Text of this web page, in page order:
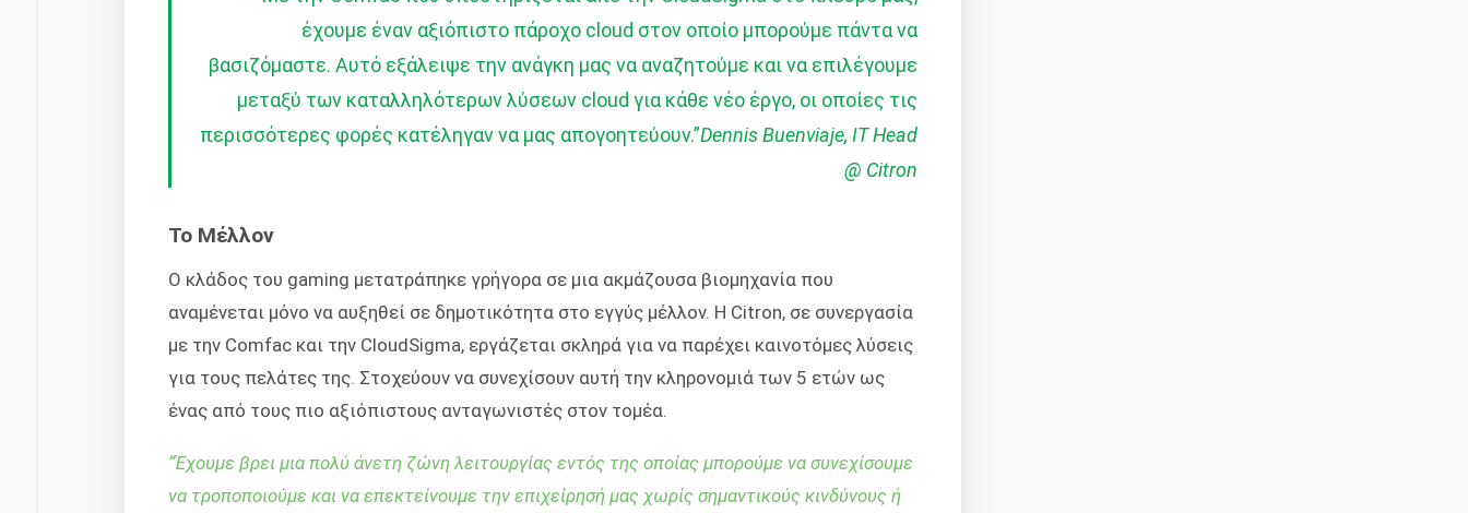
έχουμε έναν αξιόπιστο πάροχο cloud στον οποίο μπορούμε πάντα να
βασιζόμαστε. Αυτό εξάλειψε την ανάγκη μας να αναζητούμε και να επιλέγουμε
μεταξύ των καταλληλότερων λύσεων cloud για κάθε νέο έργο, οι οποίες τις
περισσότερες φορές κατέληγαν να μας απογοητεύουν.”Dennis Buenviaje, IT Head
@ Citron
Το Μέλλον
Ο κλάδος του gaming μετατράπηκε γρήγορα σε μια ακμάζουσα βιομηχανία που
αναμένεται μόνο να αυξηθεί σε δημοτικότητα στο εγγύς μέλλον. Η Citron, σε συνεργασία
με την Comfac και την CloudSigma, εργάζεται σκληρά για να παρέχει καινοτόμες λύσεις
για τους πελάτες της. Στοχεύουν να συνεχίσουν αυτή την κληρονομιά των 5 ετών ως
ένας από τους πιο αξιόπιστους ανταγωνιστές στον τομέα.
“Έχουμε βρει μια πολύ άνετη ζώνη λειτουργίας εντός της οποίας μπορούμε να συνεχίσουμε
να τροποποιούμε και να επεκτείνουμε την επιχείρησή μας χωρίς σημαντικούς κινδύνους ή